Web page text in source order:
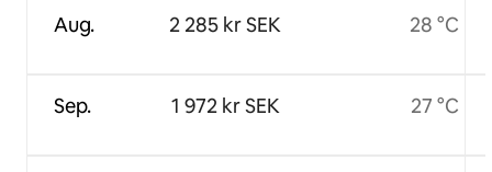
Aug.
Sep.
2 285 kr SEK
1 972 kr SEK
28 °C
27 °C